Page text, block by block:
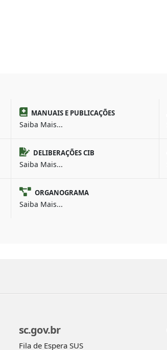
MANUAIS E PUBLICAÇÕES
Saiba Mais...
DELIBERAÇÕES CIB
Saiba Mais...
ORGANOGRAMA
Saiba Mais...
sc.gov.br
Fila de Espera SUS